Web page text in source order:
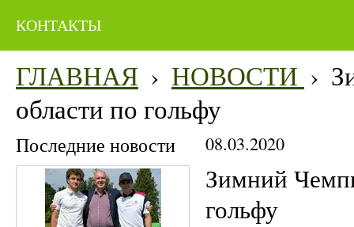
КОНТАКТЫ
ГЛАВНАЯ › НОВОСТИ ›
области по гольфу
Последние новости 08.03.2020
Зимний
гольфу